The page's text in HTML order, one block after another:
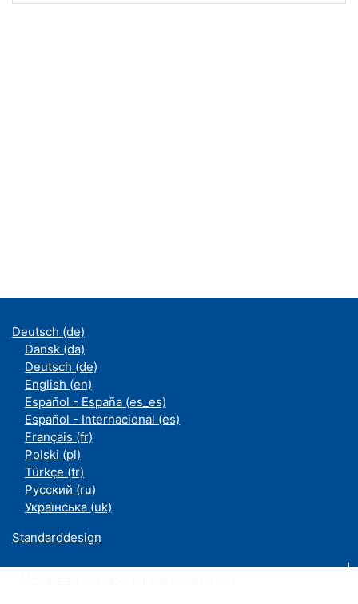
Deutsch ‎(de)‎
Dansk ‎(da)‎
Deutsch ‎(de)‎
English ‎(en)‎
Español - España ‎(es_es)‎
Español - Internacional ‎(es)‎
Français ‎(fr)‎
Polski ‎(pl)‎
Türkçe ‎(tr)‎
Русский ‎(ru)‎
Українська ‎(uk)‎
Standarddesign